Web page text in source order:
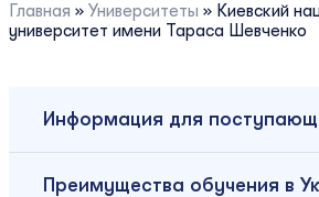
Главная » Университеты » Киевский
университет имени Тараса Шевченко
Информация для
Преимущества обучения в